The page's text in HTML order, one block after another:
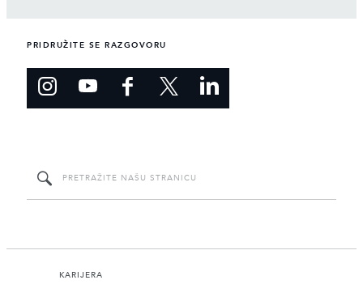
PRIDRUŽITE SE RAZGOVORU
KARIJERA